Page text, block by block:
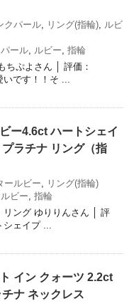
クパール, リング(指輪), ルビ
ール, ルビー, 指輪
ちぷよさん │ 評価：
です！！そ ...
ー4.6ct ハートシェイ
ラチナ リング（指
ールビー, リング(指輪)
ビー, 指輪
リング ゆりりんさん │ 評
ェイプ ...
イン クォーツ 2.2ct
ナ ネックレス